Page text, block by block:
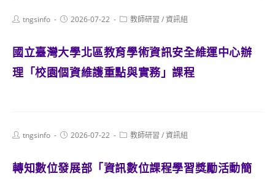
Posttngsinfo
Post2026-07-22
Post教師研習 /資訊組
國立臺灣大學北區教育學術資訊安全維運中心辦
理「校園個資維護重點與實務」課程
Posttngsinfo
Post2026-07-22
Post教師研習 /資訊組
轉知數位發展部「資訊數位課程學習獎勵活動簡